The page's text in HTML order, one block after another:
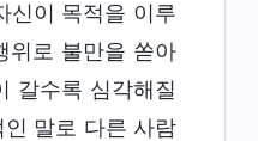
신이 목적을 이루
위로 불만을 쏟아
갈수록 심각해질
말로 다른 사람